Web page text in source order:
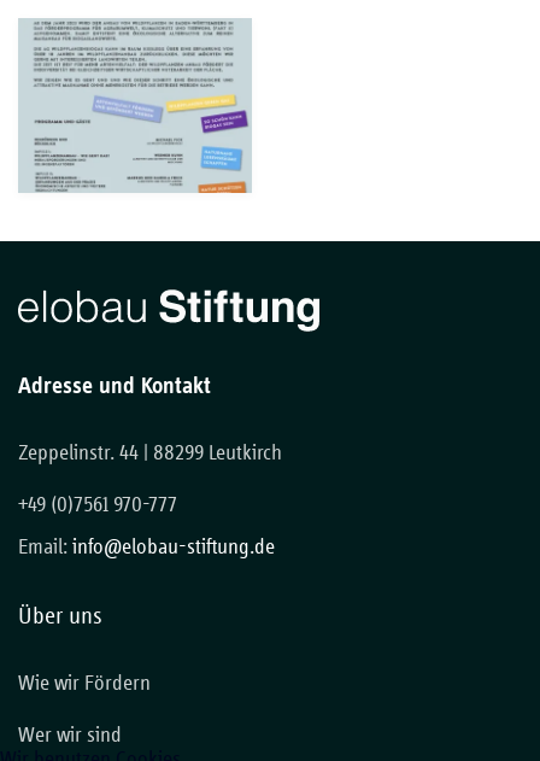
Adresse und Kontakt
Zeppelinstr. 44 | 88299 Leutkirch
+49 (0)7561 970-777
Email:info@elobau-stiftung.de
Über uns
Wie wir Fördern
Wer wir sind